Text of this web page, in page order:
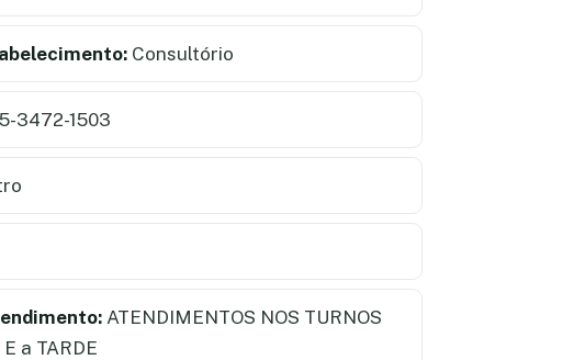
Consultório
3472-1503
ATENDIMENTOS NOS TURNOS
a TARDE